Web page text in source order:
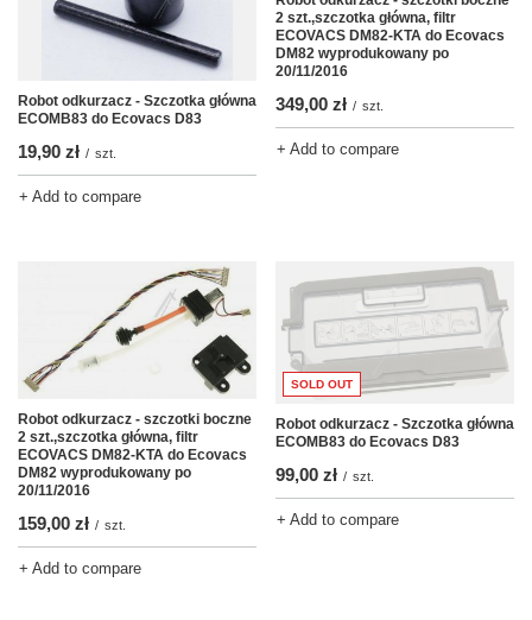
Robot odkurzacz - Szczotka główna
ECOMB83 do Ecovacs D83
19,90 zł / szt.
+ Add to compare
2 szt.,szczotka główna, filtr
ECOVACS DM82-KTA do Ecovacs
DM82 wyprodukowany po
20/11/2016
349,00 zł / szt.
+ Add to compare
Robot odkurzacz - szczotki boczne
2 szt.,szczotka główna, filtr
ECOVACS DM82-KTA do Ecovacs
DM82 wyprodukowany po
20/11/2016
159,00 zł / szt.
+ Add to compare
SOLD OUT
Robot odkurzacz - Szczotka główna
ECOMB83 do Ecovacs D83
99,00 zł / szt.
+ Add to compare